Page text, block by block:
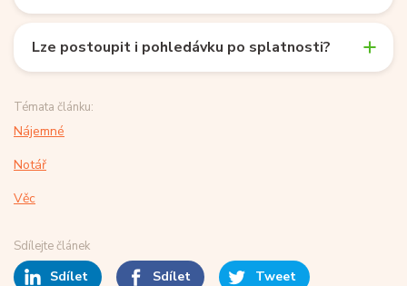
Lze postoupit i pohledávku po splatnosti?
Témata článku:
Nájemné
Notář
Věc
Sdílejte článek
Sdílet Sdílet Tweet